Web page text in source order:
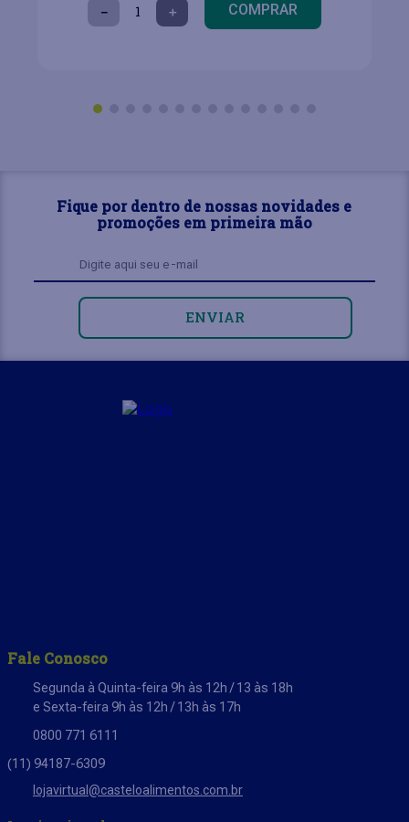
＋
－ COMPRAR
Fique por dentro de nossas novidades e
promoções em primeira mão
ENVIAR
Fale Conosco
Segunda à Quinta-feira 9h às 12h / 13 às 18h
e Sexta-feira 9h às 12h / 13h às 17h
0800 771 6111
(11) 94187-6309
lojavirtual@casteloalimentos.com.br